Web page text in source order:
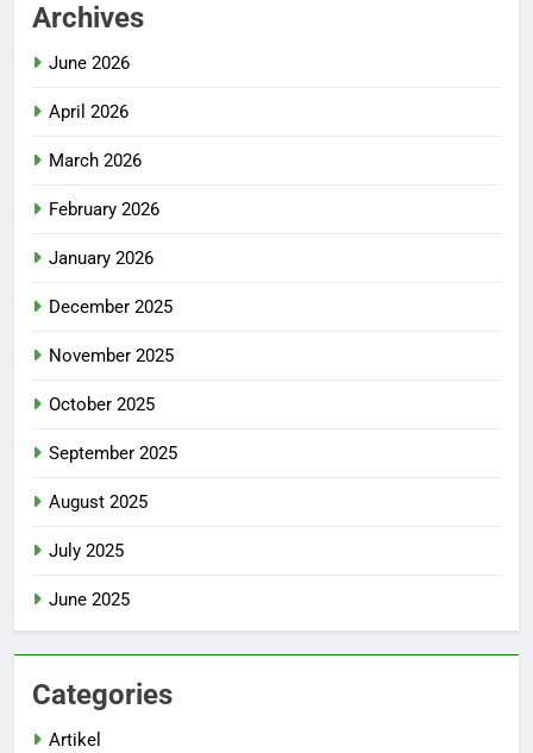
Archives
June 2026
April 2026
March 2026
February 2026
January 2026
December 2025
November 2025
October 2025
September 2025
August 2025
July 2025
June 2025
Categories
Artikel